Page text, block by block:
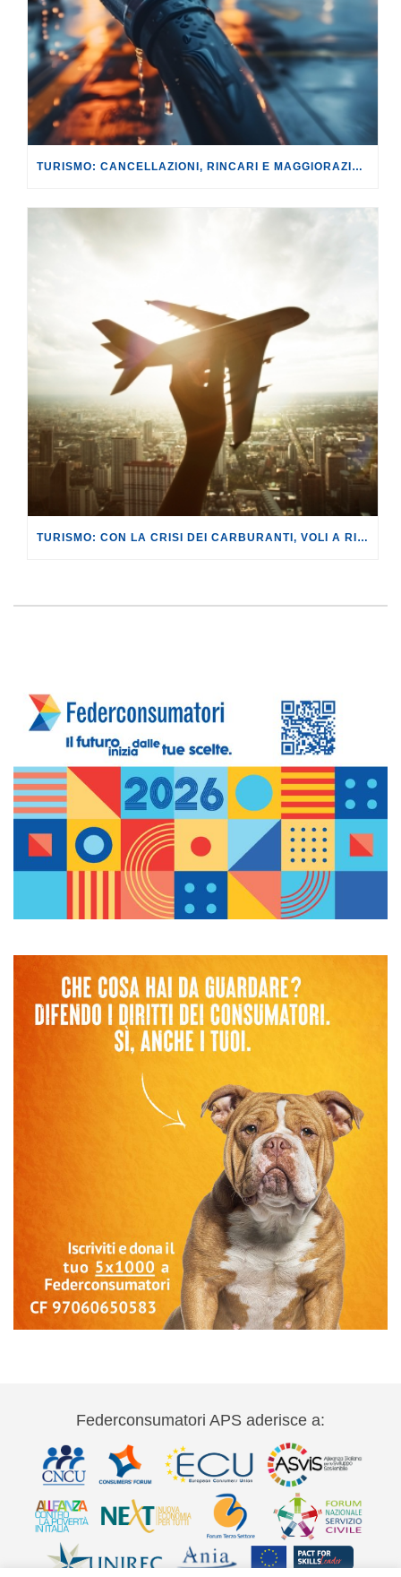
TURISMO: CANCELLAZIONI, RINCARI E MAGGIORAZIONI DI VOLI E PRENOTAZIONI.
TURISMO: CON LA CRISI DEI CARBURANTI, VOLI A RISCHIO CANCELLAZIONE O RINCARO.
Federconsumatori APS aderisce a: